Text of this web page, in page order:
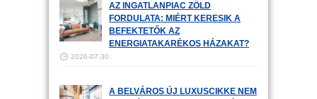
AZ INGATLANPIAC ZÖLD
FORDULATA: MIÉRT KERESIK A
BEFEKTETŐK AZ
ENERGIATAKARÉKOS HÁZAKAT?
2026-07-30
A BELVÁROS ÚJ LUXUSCIKKE NEM